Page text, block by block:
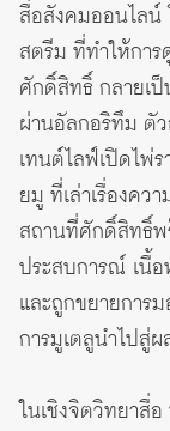
สื่อสังคมออนไลน์
สตรีม ที่ทำให้การ
ศักดิ์สิทธิ์ กลายเป็
ผ่านอัลกอริทึม ตั
เทนต์ไลฟ์เปิดไพ่
ยมู ที่เล่าเรื่องคว
สถานที่ศักดิ์สิทธิ์พ
ประสบการณ์ เนื้อ
และถูกขยายการ
การมูเตลูนำไปสู่
ในเชิงจิตวิทยาสื่